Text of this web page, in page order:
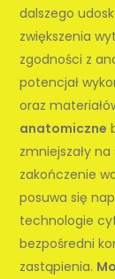
dalszego
zwiększenia
zgodności z
potencjał
oraz
anatomiczne
zmniejszały
zakończenie
posuwa się
technologie
bezpośredni
zastąpienia.